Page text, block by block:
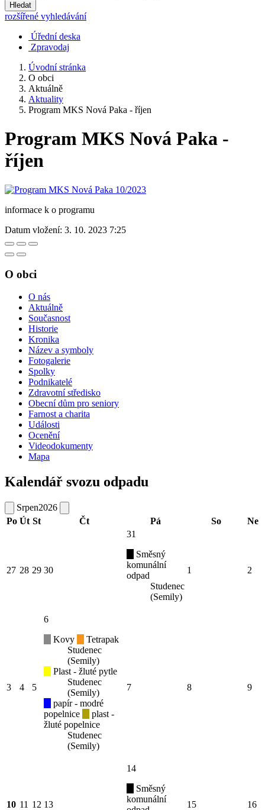
Hledat
rozšířené vyhledávání
Úřední deska
Zpravodaj
Úvodní stránka
O obci
Aktuálně
Aktuality
Program MKS Nová Paka - říjen
Program MKS Nová Paka -
říjen
informace k o programu
Datum vložení: 3. 10. 2023 7:25
O obci
O nás
Aktuálně
Současnost
Historie
Kronika
Název a symboly
Fotogalerie
Spolky
Podnikatelé
Zdravotní středisko
Obecní dům pro seniory
Farnost a charita
Události
Ocenění
Videodokumenty
Mapa
Kalendář svozu odpadu
Srpen2026
Po Út St Čt Pá So Ne
27 28 29 30
31
Směsný
komunální
odpad
Studenec
(Semily)
1 2
3 4 5
6
Kovy
Tetrapak
Studenec
(Semily)
Plast - žluté pytle
Studenec
(Semily)
papír - modré
popelnice
plast -
žluté popelnice
Studenec
(Semily)
7 8 9
10 11 12 13
14
Směsný
komunální
15 16